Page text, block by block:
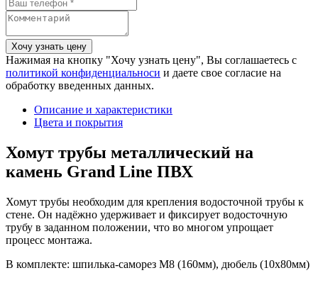
Нажимая на кнопку "Хочу узнать цену", Вы соглашаетесь с
политикой конфиденциальноси и даете свое согласие на
обработку введенных данных.
Описание и характеристики
Цвета и покрытия
Хомут трубы металлический на
камень Grand Line ПВХ
Хомут трубы необходим для крепления водосточной трубы к
стене. Он надёжно удерживает и фиксирует водосточную
трубу в заданном положении, что во многом упрощает
процесс монтажа.
В комплекте: шпилька-саморез М8 (160мм), дюбель (10х80мм)